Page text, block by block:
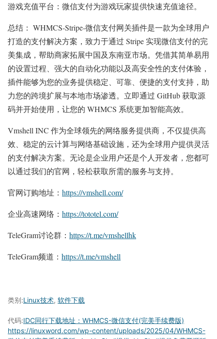
游戏充值平台：微信支付为游戏玩家提供快速充值途径。
总结： WHMCS-Stripe-微信支付网关插件是一款为全球用户
打造的支付解决方案，致力于通过 Stripe 实现微信支付的完
美集成，帮助商家拓展中国及东南亚市场。凭借其简单易用
的设置过程、强大的自动化功能以及高安全性的支付体验，
插件能够为您的业务提供稳定、可靠、便捷的支付支持，助
力您的跨境扩展与本地市场渗透。立即通过 GitHub 获取源
码并开始使用，让您的 WHMCS 系统更加智能高效。
Vmshell INC 作为全球领先的网络服务提供商，不仅提供高
效、稳定的云计算与网络基础设施，还为全球用户提供灵活
的支付解决方案。无论是企业用户还是个人开发者，您都可
以通过我们的官网，轻松获取所需的服务与支持。
官网订购地址： https://vmshell.com/
企业高速网络： https://tototel.com/
TeleGram讨论群： https://t.me/vmshellhk
TeleGram频道： https://t.me/vmshell
类别:Linux技术, 软件下载
代码:IDC同行下载地址：WHMCS-微信支付(完美手续费版)
https://linuxword.com/wp-content/uploads/2025/04/WHMCS-